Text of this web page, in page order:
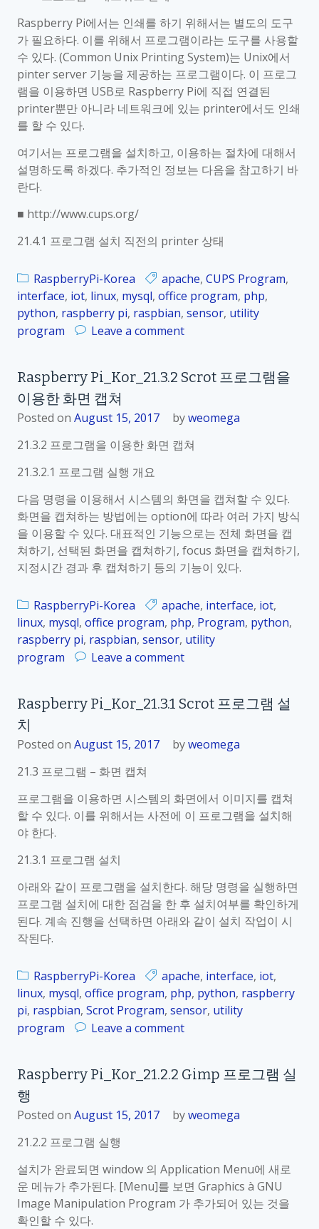
C
U
P
S
프
로
램
을
이
r
n
t
e
e
r
e
r
설
r
r
y
P
i
_
r
_
4
2
C
U
로
설
Raspberry Pi에서는 인쇄를 하기 위해서는 별도의 도구
가 필요하다. 이를 위해서 프로그램이라는 도구를 사용할
수 있다. (Common Unix Printing System)는 Unix에서
pinter server 기능을 제공하는 프로그램이다. 이 프로그
램을 이용하면 USB로 Raspberry Pi에 직접 연결된
printer뿐만 아니라 네트워크에 있는 printer에서도 인쇄
를 할 수 있다.
여기서는 프로그램을 설치하고, 이용하는 절차에 대해서
설명하도록 하겠다. 추가적인 정보는 다음을 참고하기 바
란다.
■ http://www.cups.org/
21.4.1 프로그램 설치 직전의 printer 상태
RaspberryPi-Korea apache, CUPS Program,
interface, iot, linux, mysql, office program, php,
python, raspberry pi, raspbian, sensor, utility
program
Leave a comment
a
p
e
y
P
i
_
K
r
_
2
.
C
S
프
로
치
직
전
r
i
n
r
상
Raspberry Pi_Kor_21.3.2 Scrot 프로그램을
이용한 화면 캡쳐
Posted on August 15, 2017 byweomega
21.3.2 프로그램을 이용한 화면 캡쳐
21.3.2.1 프로그램 실행 개요
다음 명령을 이용해서 시스템의 화면을 캡쳐할 수 있다.
화면을 캡쳐하는 방법에는 option에 따라 여러 가지 방식
을 이용할 수 있다. 대표적인 기능으로는 전체 화면을 캡
쳐하기, 선택된 화면을 캡쳐하기, focus 화면을 캡쳐하기,
지정시간 경과 후 캡쳐하기 등의 기능이 있다.
RaspberryPi-Korea apache, interface, iot,
linux, mysql, office program, php, Program, python,
raspberry pi, raspbian, sensor, utility
program
Leave a comment
a
p
r
r
K
o
r
1
.
3
S
c
o
로
그
램
Raspberry Pi_Kor_21.3.1 Scrot 프로그램 설
치
Posted on August 15, 2017 byweomega
21.3 프로그램 – 화면 캡쳐
프로그램을 이용하면 시스템의 화면에서 이미지를 캡쳐
할 수 있다. 이를 위해서는 사전에 이 프로그램을 설치해
야 한다.
21.3.1 프로그램 설치
아래와 같이 프로그램을 설치한다. 해당 명령을 실행하면
프로그램 설치에 대한 점검을 한 후 설치여부를 확인하게
된다. 계속 진행을 선택하면 아래와 같이 설치 작업이 시
작된다.
RaspberryPi-Korea apache, interface, iot,
linux, mysql, office program, php, python, raspberry
pi, raspbian, Scrot Program, sensor, utility
program
Leave a comment
a
p
r
r
y
Raspberry Pi_Kor_21.2.2 Gimp 프로그램 실
행
Posted on August 15, 2017 byweomega
21.2.2 프로그램 실행
설치가 완료되면 window 의 Application Menu에 새로
운 메뉴가 추가된다. [Menu]를 보면 Graphics à GNU
Image Manipulation Program 가 추가되어 있는 것을
확인할 수 있다.